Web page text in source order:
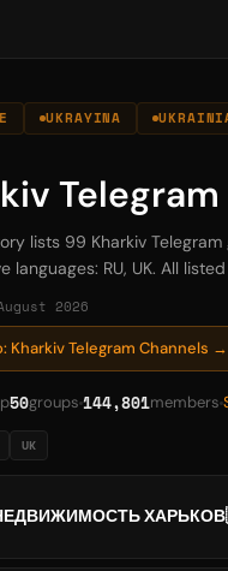
UKRAYINA
lists 99 Kharkiv Telegram
languages: RU, UK. All
2026
Kharkiv Telegram Channels →
50groups 144,801members
UK